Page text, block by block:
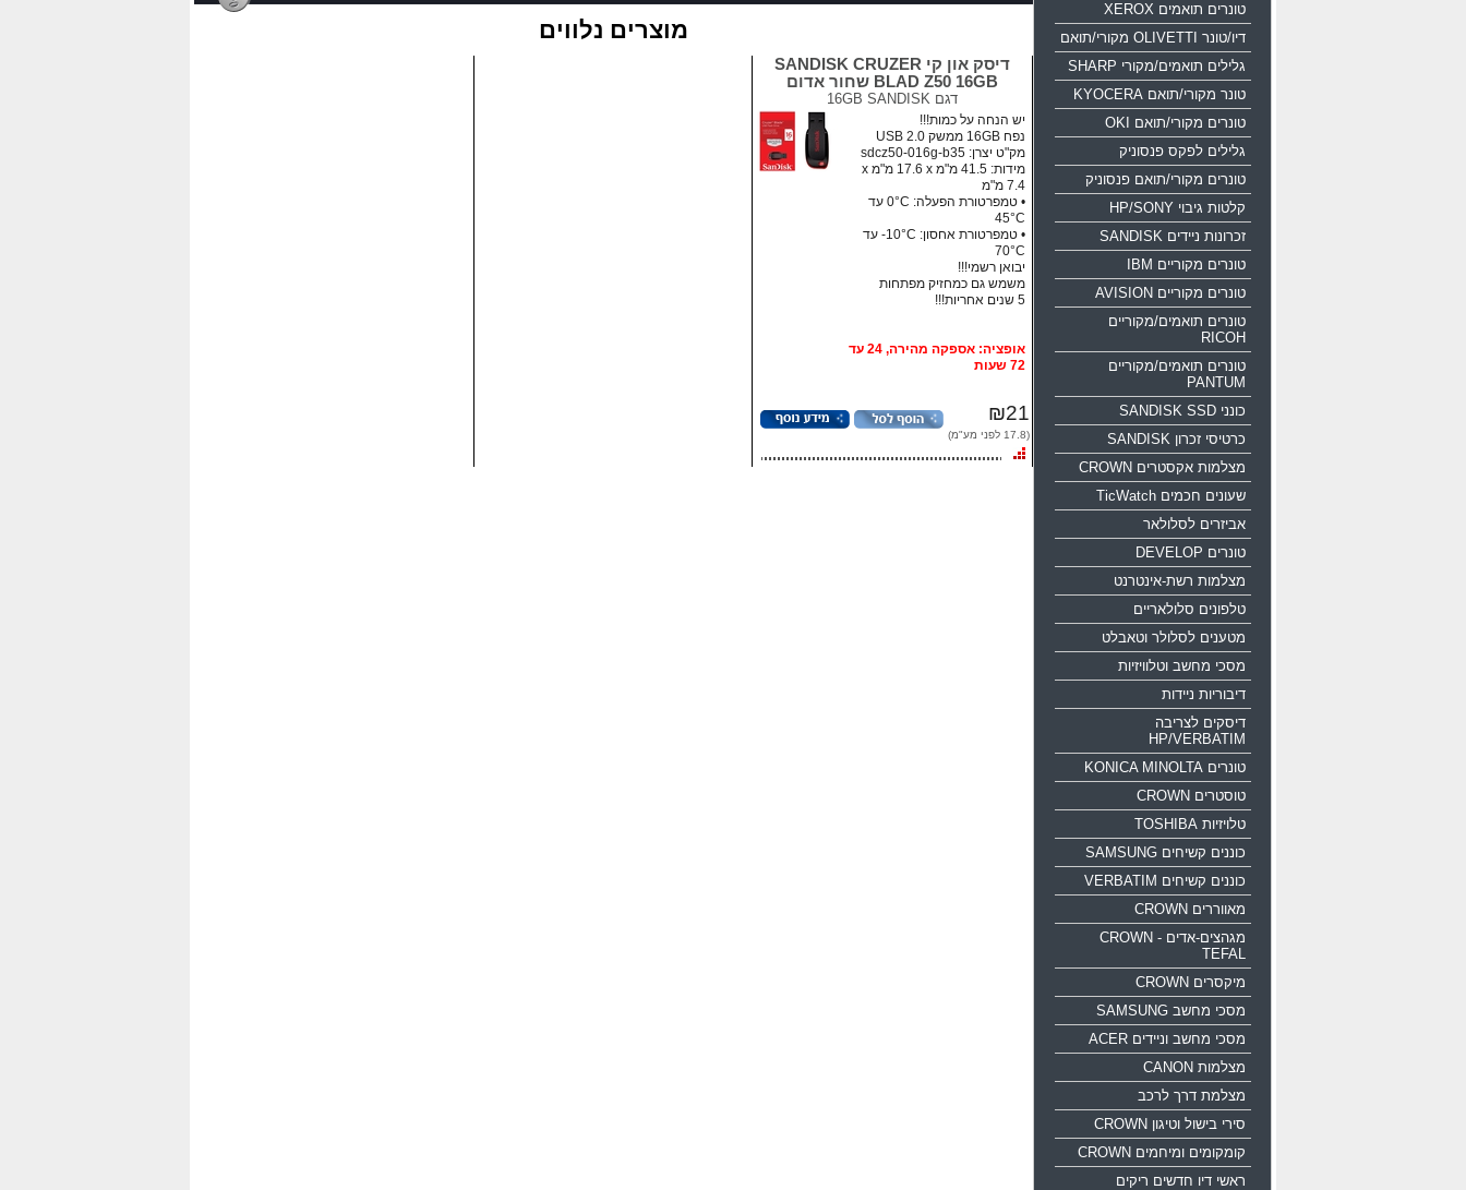
מוצרים נלווים
דיסק און קי SANDISK CRUZER
BLAD Z50 16GB שחור אדום
דגם 16GB SANDISK
יש הנחה על כמות!!!
נפח 16GB ממשק USB 2.0
מק"ט יצרן: sdcz50-016g-b35
מידות: ‏41.5 מ"מ x ‏17.6 מ"מ x
• טמפרטורת הפעלה: ‏0°C עד
45°C
• טמפרטורת אחסון:‏ 10°C- עד
70°C
יבואן רשמי!!!
משמש גם כמחזיק מפתחות
5 שנים אחריות!!!
אופציה: אספקה מהירה, 24 עד
72 שעות
₪21
(17.8 לפני מע"מ)
טונרים תואמים XEROX
דיו/טונר OLIVETTI מקורי/תואם
גלילים תואמים/מקורי SHARP
טונר מקורי/תואם KYOCERA
טונרים מקורי/תואם OKI
גלילים לפקס פנסוניק
טונרים מקורי/תואם פנסוניק
קלטות גיבוי HP/SONY
זכרונות ניידים SANDISK
טונרים מקוריים IBM
טונרים מקוריים AVISION
טונרים תואמים/מקוריים
RICOH
טונרים תואמים/מקוריים
PANTUM
כונני SANDISK SSD
כרטיסי זכרון SANDISK
מצלמות אקסטרים CROWN
שעונים חכמים TicWatch
אביזרים לסלולאר
טונרים DEVELOP
מצלמות רשת-אינטרנט
טלפונים סלולאריים
מטענים לסלולר וטאבלט
מסכי מחשב וטלוויזיות
דיבוריות ניידות
דיסקים לצריבה
HP/VERBATIM
טונרים KONICA MINOLTA
טוסטרים CROWN
טלויזיות TOSHIBA
כוננים קשיחים SAMSUNG
כוננים קשיחים VERBATIM
מאווררים CROWN
מגהצים-אדים CROWN -
TEFAL
מיקסרים CROWN
מסכי מחשב SAMSUNG
מסכי מחשב וניידים ACER
מצלמות CANON
מצלמת דרך לרכב
סירי בישול וטיגון CROWN
קומקומים ומיחמים CROWN
ראשי דיו חדשים ריקים